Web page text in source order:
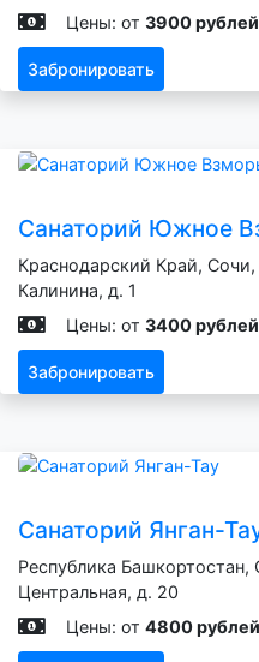
Цены: от 3900 рублей
Забронировать
Санаторий Южное
Краснодарский Край,
Калинина, д. 1
Цены: от 3400 рублей
Забронировать
Санаторий Янган-
Республика Башкортостан,
Центральная, д. 20
Цены: от 4800 рублей